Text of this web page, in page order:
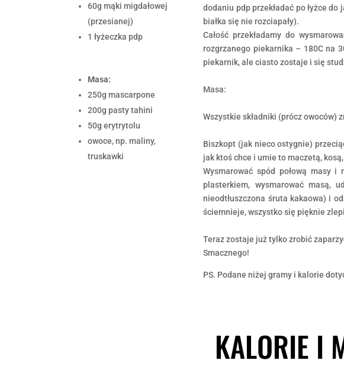
60g mąki migdałowej
(przesianej)
1 łyżeczka pdp
Masa:
250g mascarpone
200g pasty tahini
50g erytrytolu
owoce, np. maliny,
truskawki
dodaniu pdp przekładać po łyżce
białka się nie rozciapały).
Całość przekładamy do
rozgrzanego piekarnika – 180C na
piekarnik, ale ciasto zostaje i się
Masa:
Wszystkie składniki (prócz owoców)
Biszkopt (jak nieco ostygnie)
jak ktoś chce i umie to maczetą,
Wysmarować spód połową masy
plasterkiem, wysmarować masą,
nieodtłuszczona śruta kakaowa) i
ściemnieje, wszystko się pięknie
Teraz zostaje już tylko zrobić
Smacznego!
PS. Podane niżej gramy i kalorie
KALORIE I